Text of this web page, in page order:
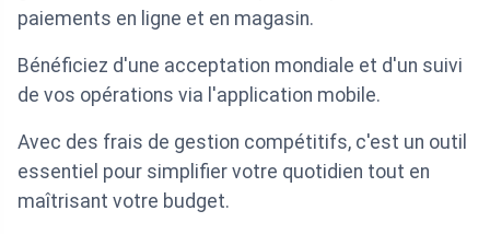
paiements en ligne et en magasin.
Bénéficiez d'une acceptation mondiale et d'un suivi
de vos opérations via l'application mobile.
Avec des frais de gestion compétitifs, c'est un outil
essentiel pour simplifier votre quotidien tout en
maîtrisant votre budget.